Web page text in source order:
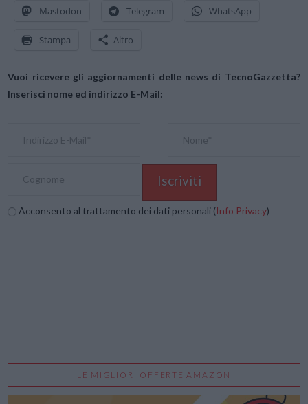
Mastodon Telegram WhatsApp
Stampa Altro
Vuoi ricevere gli aggiornamenti delle news di TecnoGazzetta?
Inserisci nome ed indirizzo E-Mail:
Acconsento al trattamento dei dati personali (Info Privacy)
LE MIGLIORI OFFERTE AMAZON